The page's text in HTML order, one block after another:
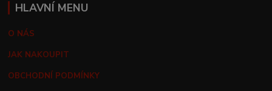
HLAVNÍ MENU
O NÁS
JAK NAKOUPIT
OBCHODNÍ PODMÍNKY